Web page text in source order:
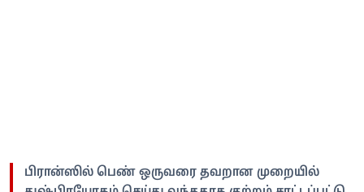
பிரான்ஸில் பெண் ஒருவரை தவறான முறையில்